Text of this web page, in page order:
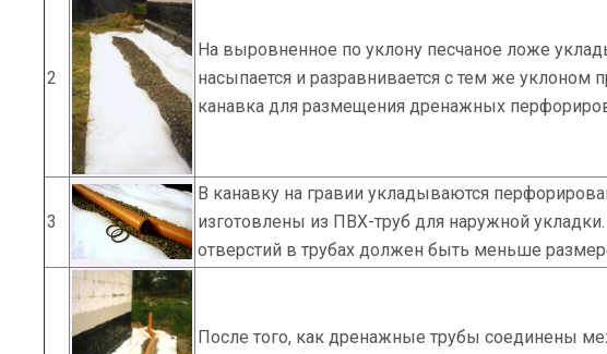
2
На выровненное по уклону песчаное ложе
насыпается и разравнивается с тем же
канавка для размещения дренажных
3
В канавку на гравии укладываются
изготовлены из ПВХ-труб для наружной
отверстий в трубах должен быть меньше
После того, как дренажные трубы соединены